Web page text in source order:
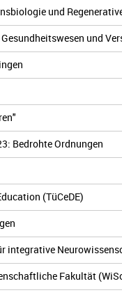
und
und
Bedrohte Ordnungen
(TüCeDE)
integrative
Fakultät